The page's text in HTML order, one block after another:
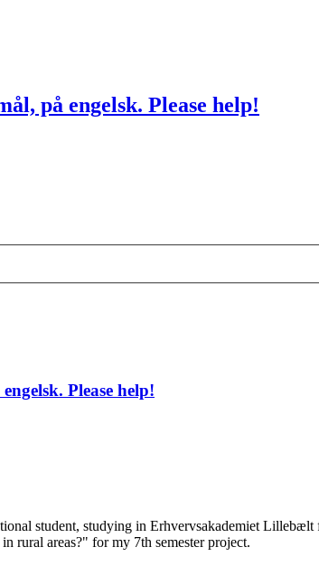
på engelsk. Please help!
Please help!
student, studying in Erhvervsakademiet
rural areas?" for my 7th semester project.